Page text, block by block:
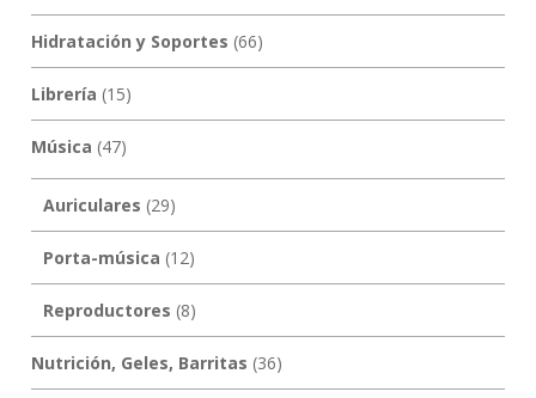
Hidratación y Soportes (66)
Librería (15)
Música (47)
Auriculares (29)
Porta-música (12)
Reproductores (8)
Nutrición, Geles, Barritas (36)